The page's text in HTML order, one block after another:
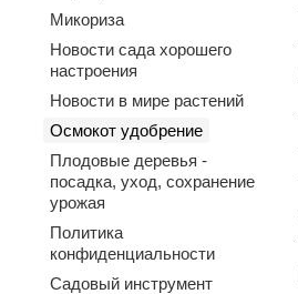
Микориза
Новости сада хорошего
настроения
Новости в мире растений
Осмокот удобрение
Плодовые деревья -
посадка, уход, сохранение
урожая
Политика
конфиденциальности
Садовый инструмент